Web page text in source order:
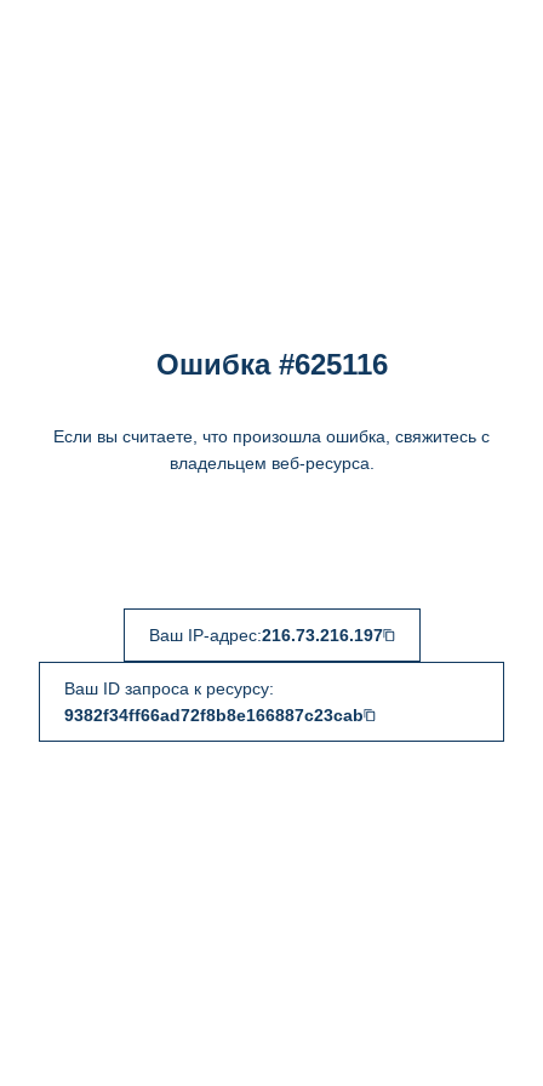
Ошибка #625116
Если вы считаете, что произошла ошибка, свяжитесь с
владельцем веб-ресурса.
Ваш IP-адрес:216.73.216.197
Ваш ID запроса к ресурсу:
9382f34ff66ad72f8b8e166887c23cab